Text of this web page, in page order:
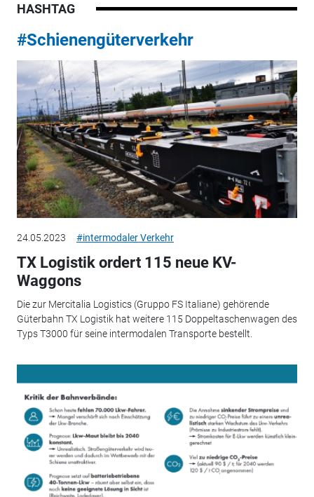
HASHTAG
#Schienengüterverkehr
24.05.2023 #intermodaler Verkehr
TX Logistik ordert 115 neue KV-
Waggons
Die zur Mercitalia Logistics (Gruppo FS Italiane) gehörende
Güterbahn TX Logistik hat weitere 115 Doppeltaschenwagen des
Typs T3000 für seine intermodalen Transporte bestellt.